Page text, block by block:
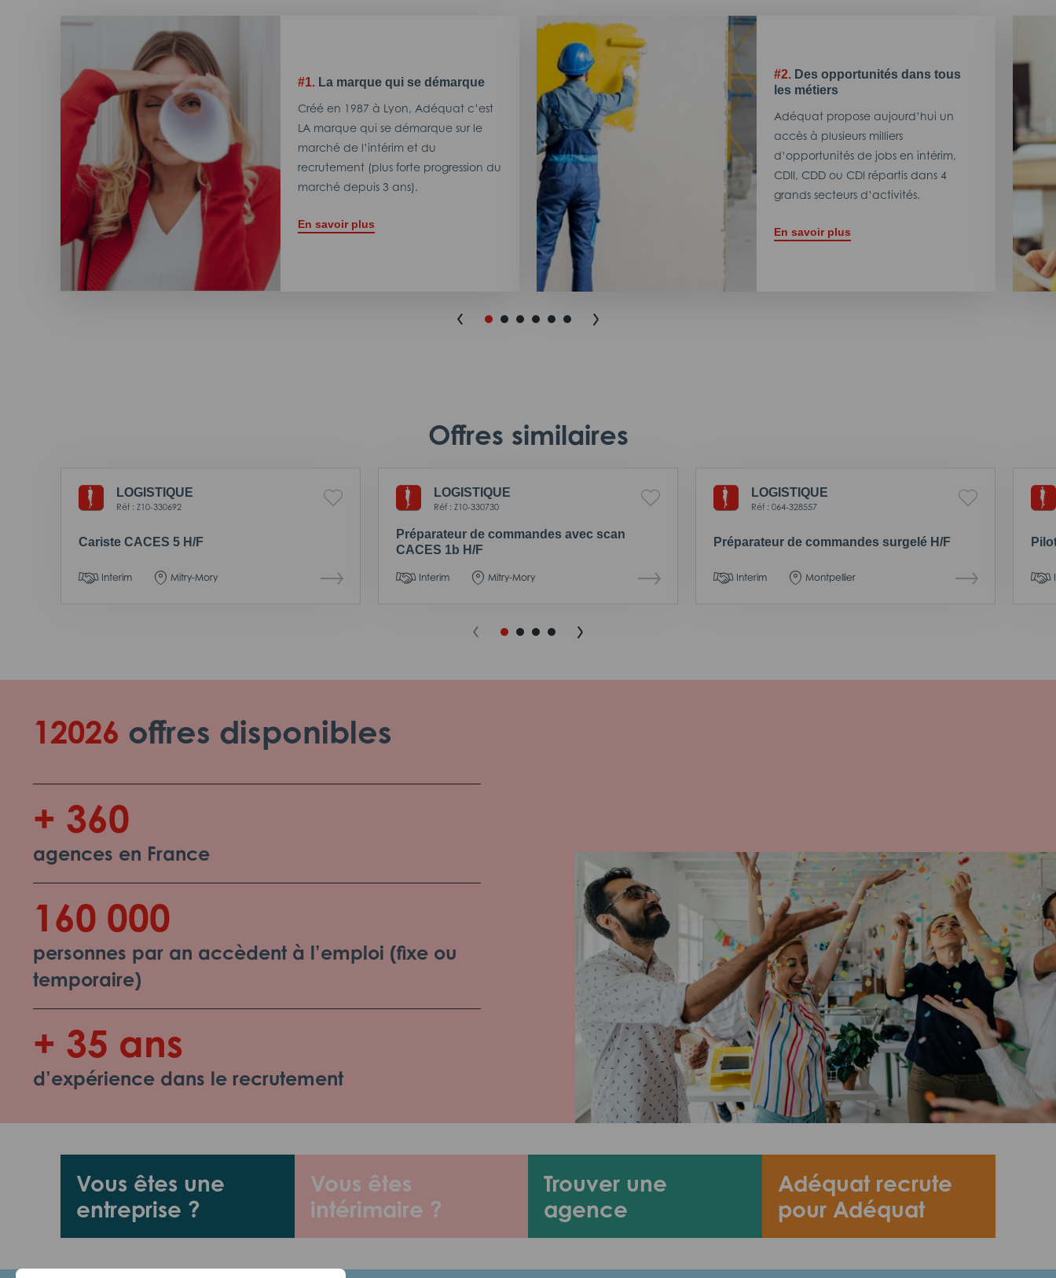
#1. La marque qui se démarque
Créé en 1987 à Lyon, Adéquat c’est
LA marque qui se démarque sur le
marché de l’intérim et du
recrutement (plus forte progression du
marché depuis 3 ans).
En savoir plus
#2. Des opportunités dans tous
les métiers
Adéquat propose aujourd’hui un
accès à plusieurs milliers
d’opportunités de jobs en intérim,
CDII, CDD ou CDI répartis dans 4
grands secteurs d’activités.
En savoir plus
Offres similaires
LOGISTIQUE
Réf : Z10-330692
Cariste CACES 5 H/F
Interim Mitry-Mory
LOGISTIQUE
Réf : Z10-330730
Préparateur de commandes avec scan
CACES 1b H/F
Interim Mitry-Mory
LOGISTIQUE
Réf : 064-328557
Préparateur de commandes surgelé H/F
Interim Montpellier
12026 offres disponibles
+ 360
agences en France
160 000
personnes par an accèdent à l’emploi (fixe ou
temporaire)
+ 35 ans
d’expérience dans le recrutement
Vous êtes une
entreprise ?
Vous êtes
intérimaire ?
Trouver une
agence
Adéquat recrute
pour Adéquat